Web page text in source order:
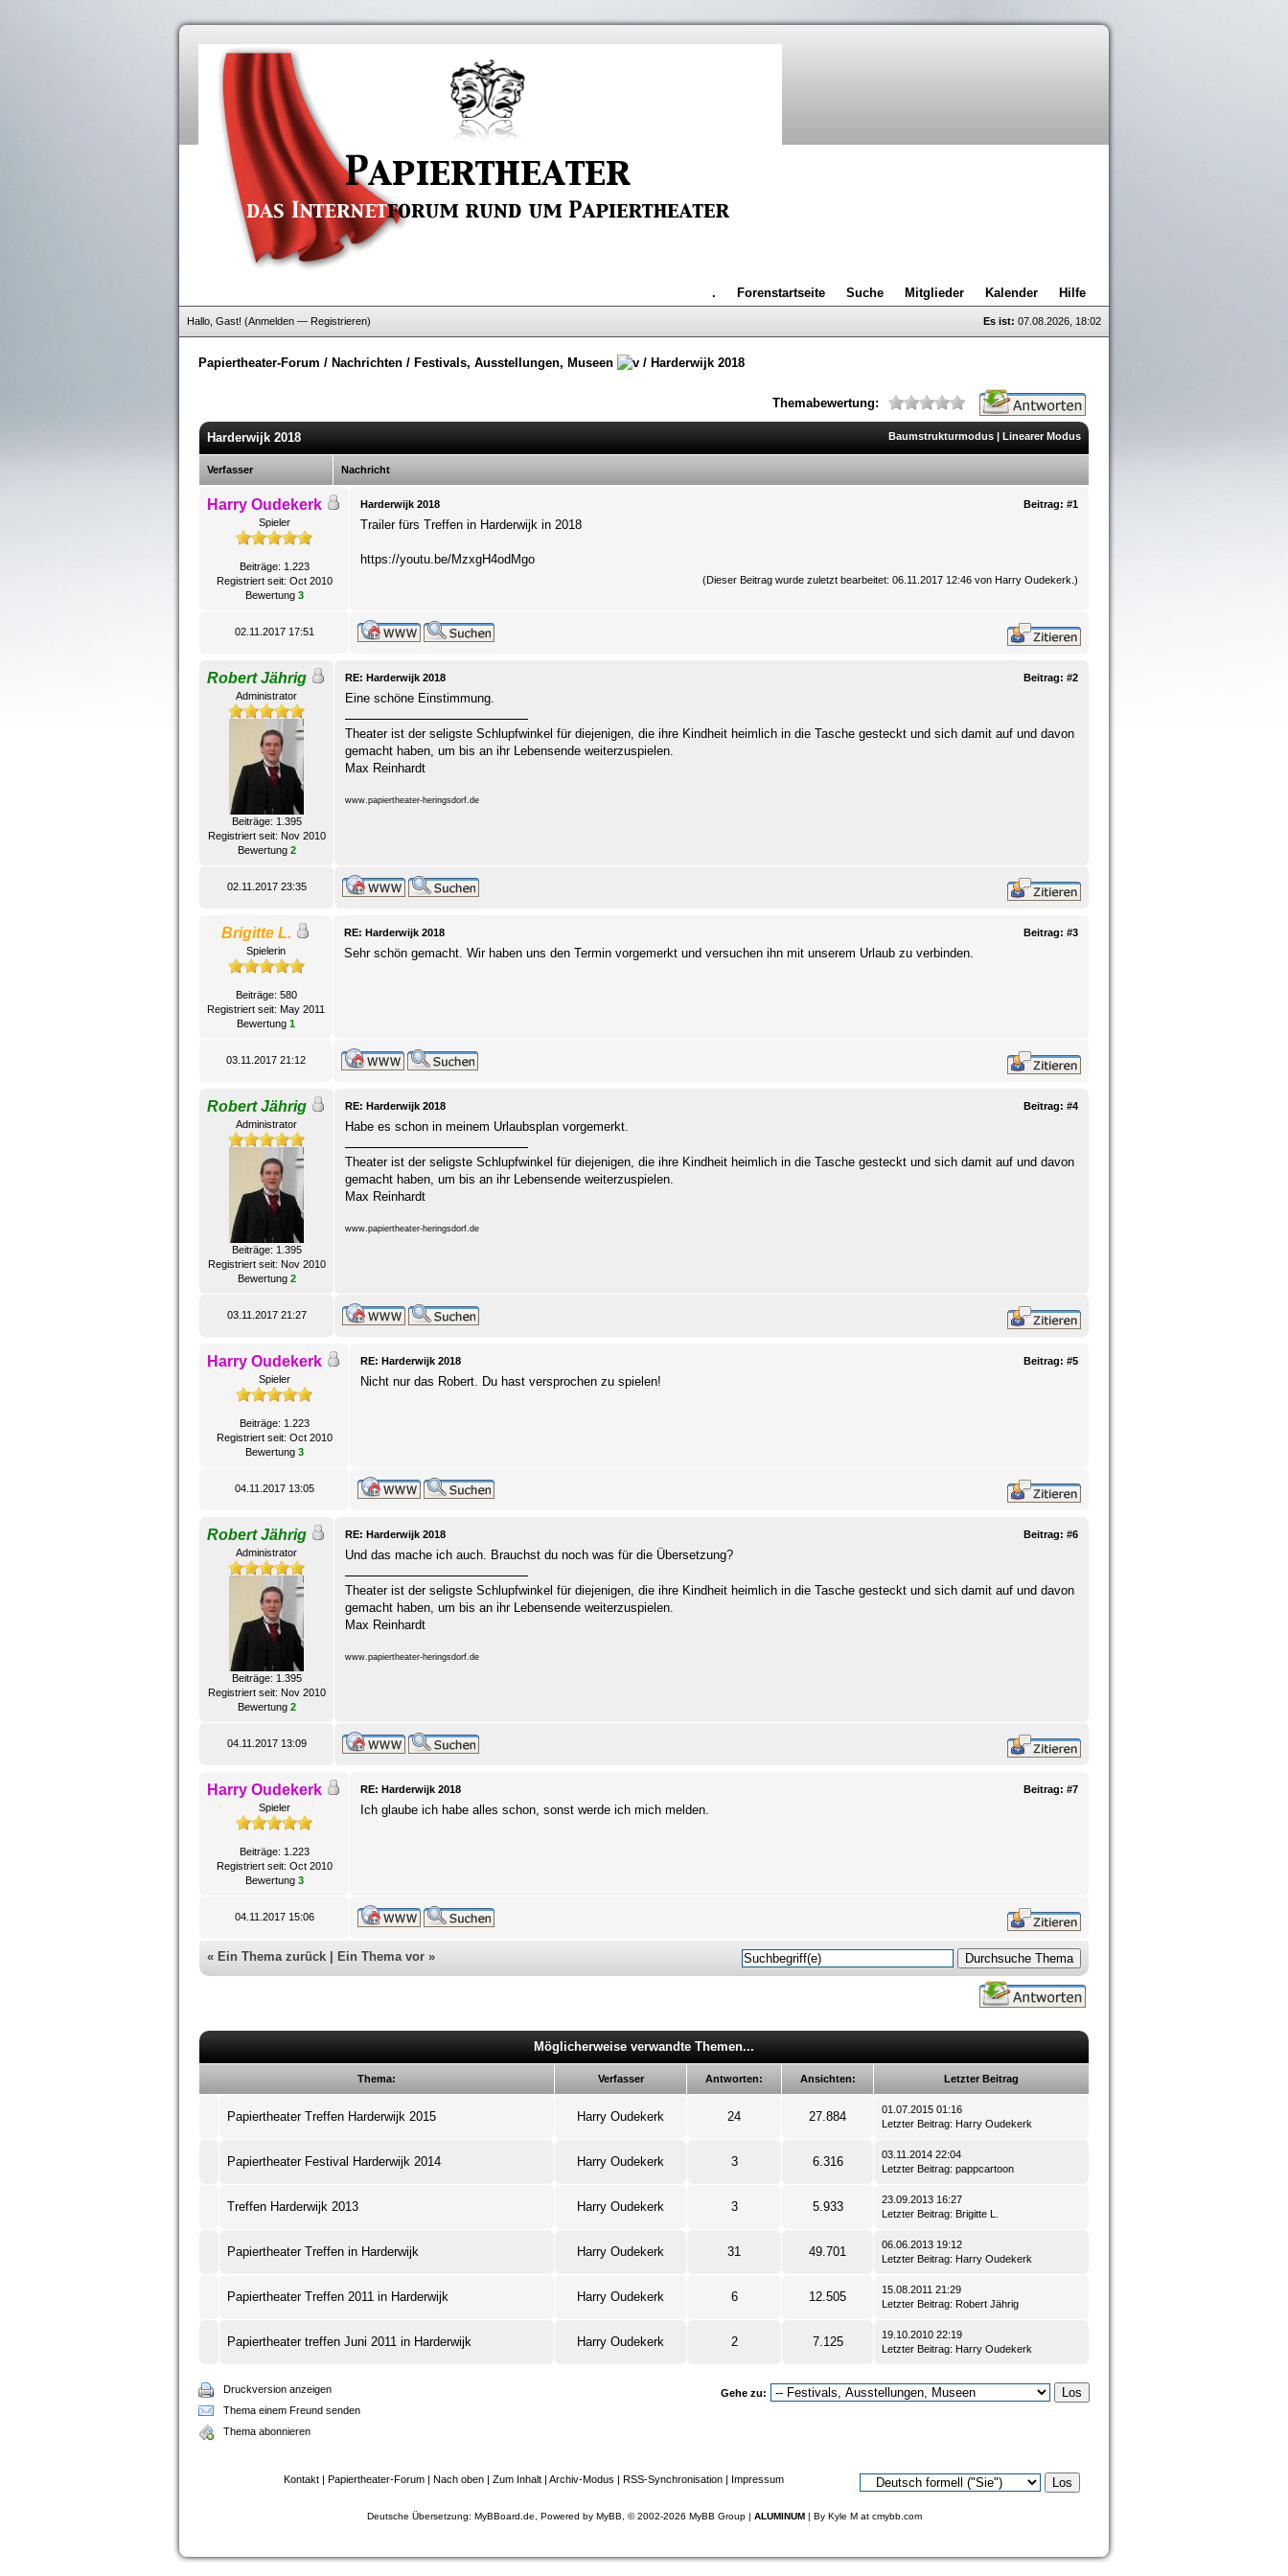
. Forenstartseite Suche Mitglieder Kalender Hilfe
Es ist: 07.08.2026, 18:02
Hallo, Gast! (Anmelden — Registrieren)
Papiertheater-Forum / Nachrichten / Festivals, Ausstellungen, Museen / Harderwijk 2018
Themabewertung:
Baumstrukturmodus | Linearer Modus
Harderwijk 2018
Verfasser Nachricht
Harry Oudekerk
Spieler
Beiträge: 1.223
Registriert seit: Oct 2010
Bewertung 3
Beitrag: #1
Harderwijk 2018
Trailer fürs Treffen in Harderwijk in 2018
https://youtu.be/MzxgH4odMgo
(Dieser Beitrag wurde zuletzt bearbeitet: 06.11.2017 12:46 von Harry Oudekerk .)
02.11.2017 17:51
Robert Jährig
Administrator
Beiträge: 1.395
Registriert seit: Nov 2010
Bewertung 2
Beitrag: #2
RE: Harderwijk 2018
Eine schöne Einstimmung.
Theater ist der seligste Schlupfwinkel für diejenigen, die ihre Kindheit heimlich in die Tasche gesteckt und sich damit auf und davon
gemacht haben, um bis an ihr Lebensende weiterzuspielen.
Max Reinhardt
www.papiertheater-heringsdorf.de
02.11.2017 23:35
Brigitte L.
Spielerin
Beiträge: 580
Registriert seit: May 2011
Bewertung 1
Beitrag: #3
RE: Harderwijk 2018
Sehr schön gemacht. Wir haben uns den Termin vorgemerkt und versuchen ihn mit unserem Urlaub zu verbinden.
03.11.2017 21:12
Robert Jährig
Administrator
Beiträge: 1.395
Registriert seit: Nov 2010
Bewertung 2
Beitrag: #4
RE: Harderwijk 2018
Habe es schon in meinem Urlaubsplan vorgemerkt.
Theater ist der seligste Schlupfwinkel für diejenigen, die ihre Kindheit heimlich in die Tasche gesteckt und sich damit auf und davon
gemacht haben, um bis an ihr Lebensende weiterzuspielen.
Max Reinhardt
www.papiertheater-heringsdorf.de
03.11.2017 21:27
Harry Oudekerk
Spieler
Beiträge: 1.223
Registriert seit: Oct 2010
Bewertung 3
Beitrag: #5
RE: Harderwijk 2018
Nicht nur das Robert. Du hast versprochen zu spielen!
04.11.2017 13:05
Robert Jährig
Administrator
Beiträge: 1.395
Registriert seit: Nov 2010
Bewertung 2
Beitrag: #6
RE: Harderwijk 2018
Und das mache ich auch. Brauchst du noch was für die Übersetzung?
Theater ist der seligste Schlupfwinkel für diejenigen, die ihre Kindheit heimlich in die Tasche gesteckt und sich damit auf und davon
gemacht haben, um bis an ihr Lebensende weiterzuspielen.
Max Reinhardt
www.papiertheater-heringsdorf.de
04.11.2017 13:09
Harry Oudekerk
Spieler
Beiträge: 1.223
Registriert seit: Oct 2010
Bewertung 3
Beitrag: #7
RE: Harderwijk 2018
Ich glaube ich habe alles schon, sonst werde ich mich melden.
04.11.2017 15:06
« Ein Thema zurück Ein Thema vor »
Möglicherweise verwandte Themen...
Thema: Verfasser Antworten: Ansichten: Letzter Beitrag
Papiertheater Treffen Harderwijk 2015 Harry Oudekerk 24 27.884
01.07.2015 01:16
Letzter Beitrag: Harry Oudekerk
Papiertheater Festival Harderwijk 2014 Harry Oudekerk 3 6.316
03.11.2014 22:04
Letzter Beitrag: pappcartoon
Treffen Harderwijk 2013 Harry Oudekerk 3 5.933
23.09.2013 16:27
Letzter Beitrag: Brigitte L.
Papiertheater Treffen in Harderwijk Harry Oudekerk 31 49.701
06.06.2013 19:12
Letzter Beitrag: Harry Oudekerk
Papiertheater Treffen 2011 in Harderwijk Harry Oudekerk 6 12.505
15.08.2011 21:29
Letzter Beitrag: Robert Jährig
Papiertheater treffen Juni 2011 in Harderwijk Harry Oudekerk 2 7.125
19.10.2010 22:19
Letzter Beitrag: Harry Oudekerk
Druckversion anzeigen
Thema einem Freund senden
Thema abonnieren
Gehe zu:
Kontakt | Papiertheater-Forum | Nach oben | Zum Inhalt | Archiv-Modus | RSS-Synchronisation | Impressum
Deutsche Übersetzung: MyBBoard.de , Powered by MyBB , © 2002-2026 MyBB Group| ALUMINUM| By Kyle Mat cmybb.com